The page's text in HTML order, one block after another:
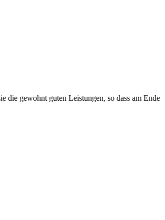
die gewohnt guten Leistungen, so dass am Ende